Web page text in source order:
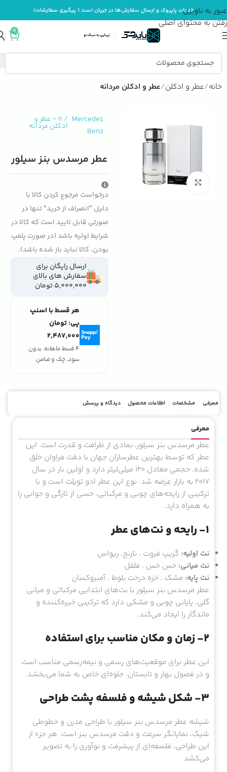
عبور به ناوبری
رفتن به محتوای اصلی
خدمات پاپروک و ارسال سفارش‌ها در جریان است ( پیگیری سفارشات)
0
خانه عطر و ادکلن عطر و ادکلن مردانه
بزرگنمایی تصویر
Mercedes
Benz
/
n
- عطر و
ادکلن مردانه
عطر مرسدس بنز سیلور
درخواست مرجوع کردن کالا با
دلیل "انصراف از خرید" تنها در
صورتی قابل تایید است که کالا در
شرایط اولیه باشد (در صورت پلمپ
بودن، کالا نباید باز شده باشد).
ارسال رایگان برای
سفارش های بالای
5,000,000 تومان
هر قسط با اسنپ
پی:تومان
۲٬۴۸۷٬۰۰۰
4 قسط ماهانه. بدون
سود، چک و ضامن.
معرفی مشخصات اطلاعات محصول دیدگاه و پرسش
معرفی
عطر مرسدس بنز سیلور، نمادی از ظرافت و قدرت است. این
عطر که توسط بهترین عطرسازان جهان با دقت فراوان خلق
شده، حجمی معادل ۱۲۰ میلی‌لیتر دارد و اولین بار در سال
۲۰۱۷ به بازار عرضه شد. نوع این عطر ادو تویلت است و با
ترکیبی از رایحه‌های چوبی و مرکباتی، حسی از تازگی و جوانی را
به همراه دارد.
۱- رایحه و نت‌های عطر
نت اولیه: گریپ فروت ، نارنج، ریواس
نت میانی: خس خس ، فلفل
نت پایه: مشک ، خزه درخت بلوط ، آمبروکسان
عطر مرسدس بنز سیلور با نت‌های ابتدایی مرکباتی و میانی
گلی، پایانی چوبی و مشکی دارد که ترکیبی خیره‌کننده و
ماندگار را ایجاد می‌کند.
۲- زمان و مکان مناسب برای استفاده
این عطر برای موقعیت‌های رسمی و نیمه‌رسمی مناسب است
و در فصول بهار و تابستان، جلوه‌ای خاص به شما می‌بخشد.
۳- شکل شیشه و فلسفه پشت طراحی
شیشه عطر مرسدس بنز سیلور با طراحی مدرن و خطوطی
شیک، نمایانگر سرعت و دقت مرسدس بنز است. هر جزء از
این طراحی، فلسفه‌ای از پیشرفت و نوآوری را به تصویر
می‌کشد.